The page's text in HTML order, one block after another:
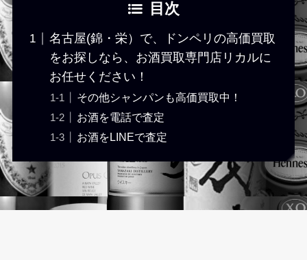
目次
名古屋(錦・栄）で、ドンペリの高価買取
をお探しなら、お酒買取専門店リカルに
お任せください！
その他シャンパンも高価買取中！
お酒を電話で査定
お酒をLINEで査定